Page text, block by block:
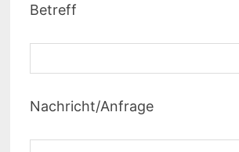
Betreff
Nachricht/Anfrage